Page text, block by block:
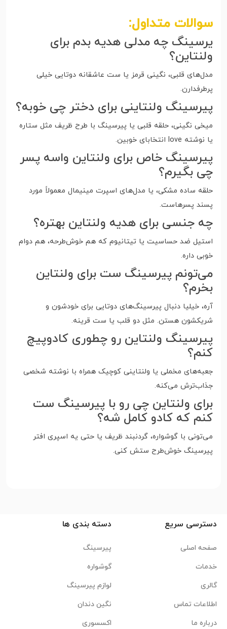
سوالات متداول:
یرسینگ چه مدلی هدیه بدم برای
ولنتاین؟
مدل‌های قلبی، نگینی قرمز یا ست عاشقانه دوتایی خیلی
پرطرفدارن.
پیرسینگ ولنتاینی برای دختر چی خوبه؟
میخی نگینی، حلقه قلبی یا پیرسینگ با طرح ظریف مثل ستاره
یا نوشته love انتخابای خوبین.
پیرسینگ خاص برای ولنتاین واسه پسر
چی بگیرم؟
حلقه ساده مشکی، یا مدل‌های اسپرت مینیمال معمولاً مورد
پسند پسرهاست.
چه جنسی برای هدیه ولنتاین بهتره؟
استیل ضد حساسیت یا تیتانیوم که هم خوش‌طرحه، هم دوام
خوبی داره.
می‌تونم پیرسینگ ست برای ولنتاین
بخرم؟
آره، خیلیا دنبال پیرسینگ‌های دوتایی برای خودشون و
شریکشون هستن. مثل دو قلب یا ست قرینه.
پیرسینگ ولنتاین رو چطوری کادوپیچ
کنم؟
جعبه‌های مخملی یا ولنتاینی کوچیک همراه با نوشته شخصی
جذاب‌ترش می‌کنه.
برای ولنتاین چی رو با پیرسینگ ست
کنم که کادو کامل شه؟
می‌تونی با گوشواره، گردنبند ظریف یا حتی یه اسپری افتر
پیرسینگ خوش‌طرح ستش کنی.
دسترسی سریع
صفحه اصلی
خدمات
گالری
اطلاعات تماس
درباره ما
دسته بندی ها
پیرسینگ
گوشواره
لوازم پیرسینگ
نگین دندان
اکسسوری